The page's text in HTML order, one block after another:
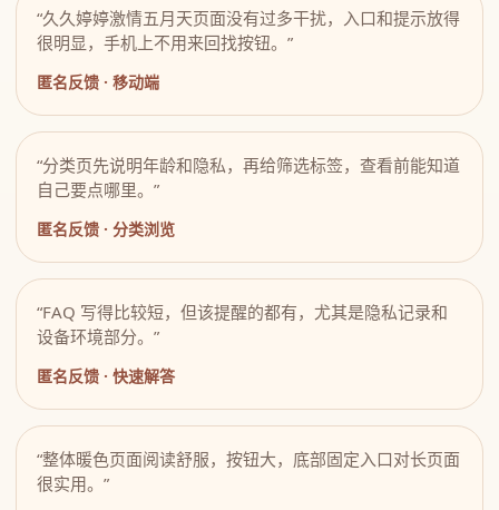
“久久婷婷激情五月天页面没有过多干扰，入口和提示放得
很明显，手机上不用来回找按钮。”
匿名反馈 · 移动端
“分类页先说明年龄和隐私，再给筛选标签，查看前能知道
自己要点哪里。”
匿名反馈 · 分类浏览
“FAQ 写得比较短，但该提醒的都有，尤其是隐私记录和
设备环境部分。”
匿名反馈 · 快速解答
“整体暖色页面阅读舒服，按钮大，底部固定入口对长页面
很实用。”